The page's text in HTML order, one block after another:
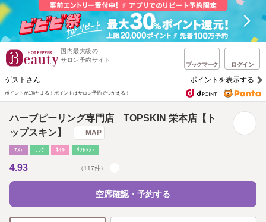
国内最大級の
サロン予約サイト
ブックマーク ログイン
ゲストさん ポイントを表示する
ポイントが1%たまる！ ポイントはサロン予約でつかえる！
ハーブピーリング専門店 TOPSKIN 栄本店【ト
ップスキン】
MAP
ｴｽﾃ ﾘﾗｸ ﾈｲﾙ ﾘﾌﾚｯｼｭ
4.93 （117件）
空席確認・予約する